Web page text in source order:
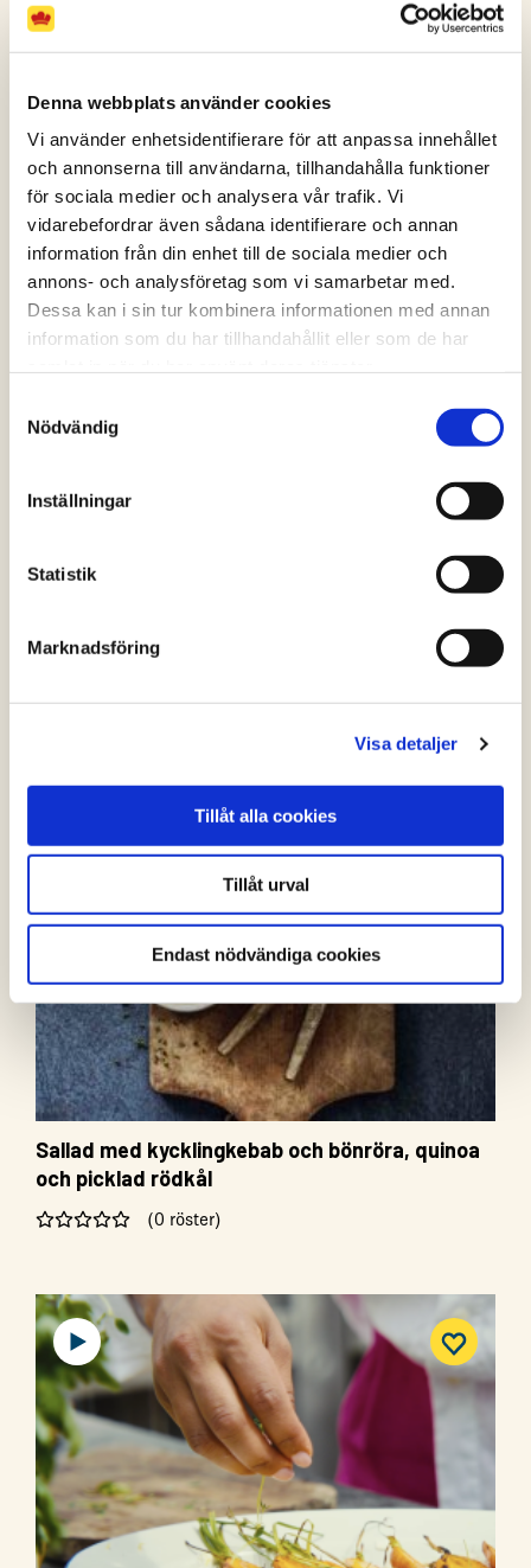
Denna webbplats använder cookies
Vi använder enhetsidentifierare för att anpassa innehållet
och annonserna till användarna, tillhandahålla funktioner
för sociala medier och analysera vår trafik. Vi
vidarebefordrar även sådana identifierare och annan
information från din enhet till de sociala medier och
annons- och analysföretag som vi samarbetar med.
Dessa kan i sin tur kombinera informationen med annan
information som du har tillhandahållit eller som de har
Nödvändig
Inställningar
Statistik
Marknadsföring
Visa detaljer
Tillåt alla cookies
Tillåt urval
Endast nödvändiga cookies
Hemmagjord kebab i pitabröd med
Sallad med kycklingkebab och bönröra, quinoa
och picklad rödkål
(0 röster)